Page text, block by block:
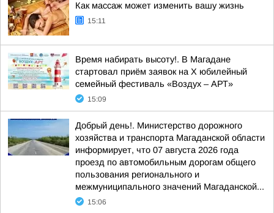
Как массаж может изменить вашу жизнь
15:11
Время набирать высоту!. В Магадане
стартовал приём заявок на X юбилейный
семейный фестиваль «Воздух – АРТ»
15:09
Добрый день!. Министерство дорожного
хозяйства и транспорта Магаданской области
информирует, что 07 августа 2026 года
проезд по автомобильным дорогам общего
пользования регионального и
межмуниципального значений Магаданской...
15:06